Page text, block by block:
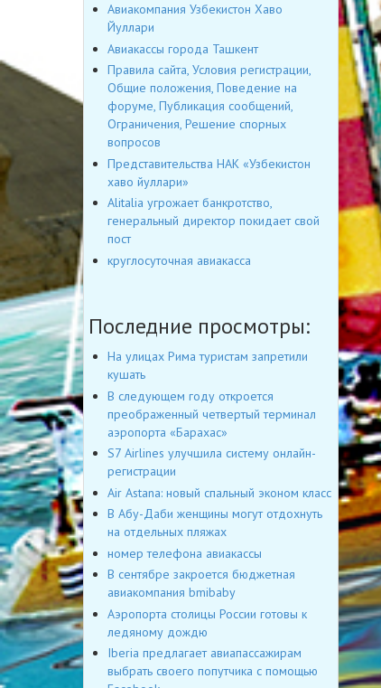
Авиакомпания Узбекистон Хаво
Йуллари
Авиакассы города Ташкент
Правила сайта, Условия регистрации,
Общие положения, Поведение на
форуме, Публикация сообщений,
Ограничения, Решение спорных
вопросов
Представительства НАК «Узбекистон
хаво йуллари»
Alitalia угрожает банкротство,
генеральный директор покидает свой
пост
круглосуточная авиакасса
Последние просмотры:
На улицах Рима туристам запретили
кушать
В следующем году откроется
преображенный четвертый терминал
аэропорта «Барахас»
S7 Airlines улучшила систему онлайн-
регистрации
Air Astana: новый спальный эконом класс
В Абу-Даби женщины могут отдохнуть
на отдельных пляжах
номер телефона авиакассы
В сентябре закроется бюджетная
авиакомпания bmibaby
Аэропорта столицы России готовы к
ледяному дождю
Iberia предлагает авиапассажирам
выбрать своего попутчика с помощью